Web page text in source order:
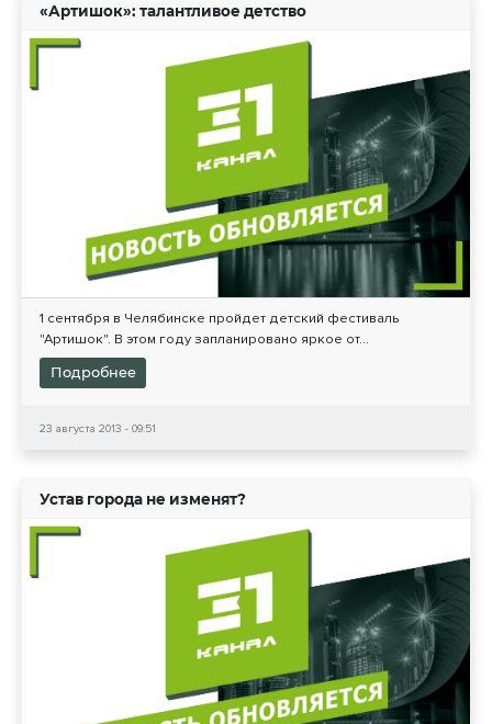
«Артишок»: талантливое детство
1 сентября в Челябинске пройдет детский фестиваль
"Артишок". В этом году запланировано яркое от...
Подробнее
23 августа 2013 - 09:51
Устав города не изменят?